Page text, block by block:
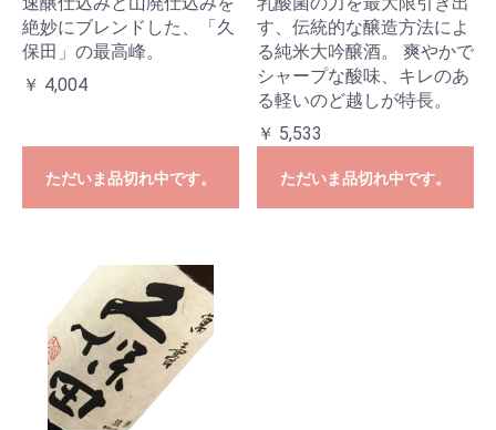
絶妙にブレンドした、「久
保田」の最高峰。
￥ 4,004
ただいま品切れ中です。
す、伝統的な醸造方法によ
る純米大吟醸酒。 爽やかで
シャープな酸味、キレのあ
る軽いのど越しが特長。
￥ 5,533
ただいま品切れ中です。